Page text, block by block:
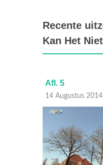
Recente
Kan Het
Afl. 5
14 Augustus 2014